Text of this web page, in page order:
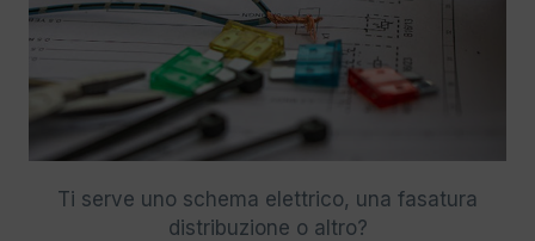
Ti serve uno schema elettrico, una fasatura
distribuzione o altro?